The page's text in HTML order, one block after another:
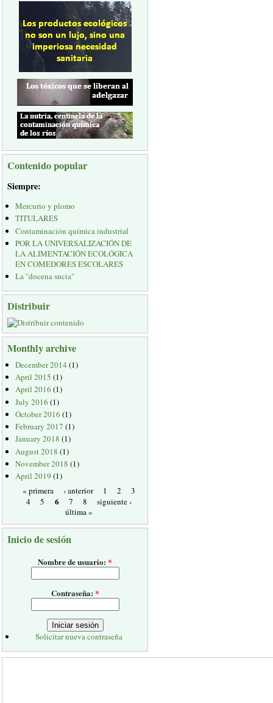
Contenido popular
Siempre:
Mercurio y plomo
TITULARES
Contaminación química industrial
POR LA UNIVERSALIZACIÓN DE
LA ALIMENTACIÓN ECOLÓGICA
EN COMEDORES ESCOLARES
La "docena sucia"
Distribuir
Monthly archive
December 2014(1)
April 2015 (1)
April 2016 (1)
July 2016 (1)
October 2016 (1)
February 2017 (1)
January 2018 (1)
August 2018 (1)
November 2018 (1)
April 2019 (1)
« primera
‹ anterior 1 2
3
4
5 6 7 8
siguiente ›
última »
Inicio de sesión
Nombre de usuario:*
Contraseña:*
Solicitar nueva contraseña